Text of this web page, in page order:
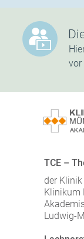
vor
TCE –
der
Klinikum
Ludwig-